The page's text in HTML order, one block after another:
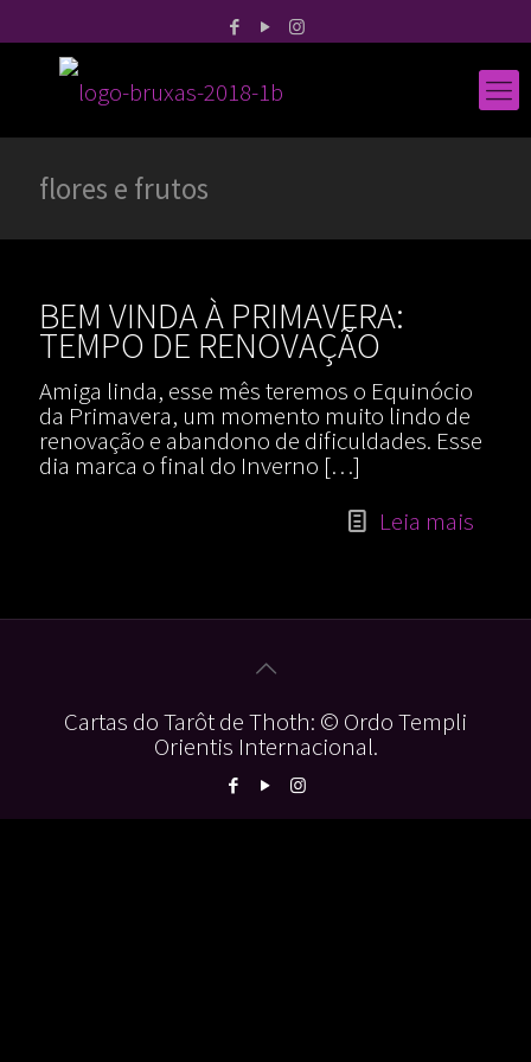
flores e frutos
BEM VINDA À PRIMAVERA:
TEMPO DE RENOVAÇÃO
Amiga linda, esse mês teremos o Equinócio
da Primavera, um momento muito lindo de
renovação e abandono de dificuldades. Esse
dia marca o final do Inverno […]
Leia mais
Cartas do Tarôt de Thoth: © Ordo Templi
Orientis Internacional.